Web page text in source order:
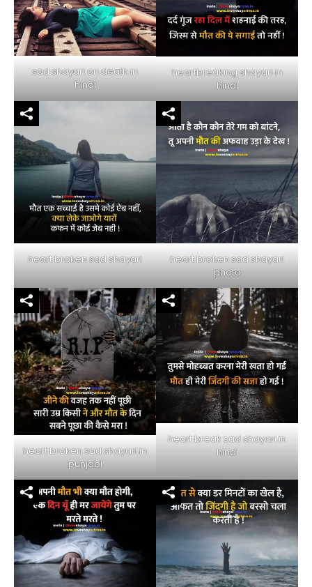
sad shayari on death in
hindi
heartbreaking shayari in
hindi
heart broken sad shayari
heart broken sad shayari
photo
heart broken sad shayari in
punjabi
heart break sad shayari in
hindi